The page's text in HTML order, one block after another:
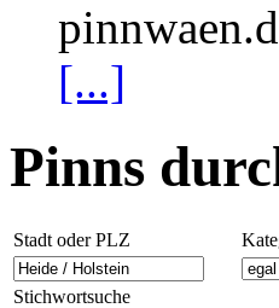
[...]
Pinns
Stadt oder PLZ
Stichwortsuche